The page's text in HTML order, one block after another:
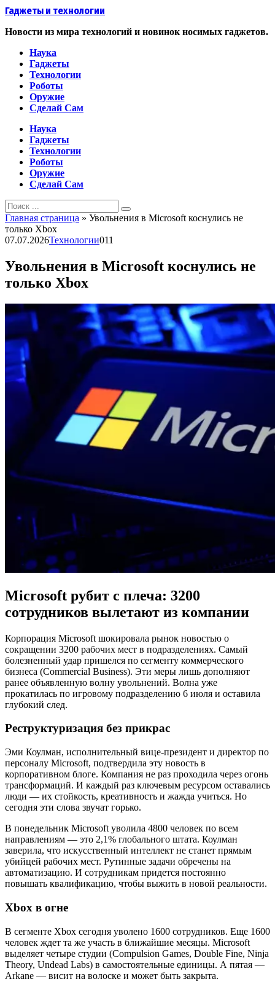
Перейти
контенту
Гаджеты и технологии
Новости из мира технологий и новинок носимых гаджетов.
Наука
Гаджеты
Технологии
Роботы
Оружие
Сделай Сам
Наука
Гаджеты
Технологии
Роботы
Оружие
Сделай Сам
Search
for:
Главная страница » Увольнения в Microsoft коснулись не
только Xbox
07.07.2026Технологии011
Увольнения в Microsoft коснулись не
только Xbox
Microsoft рубит с плеча: 3200
сотрудников вылетают из компании
Корпорация Microsoft шокировала рынок новостью о
сокращении 3200 рабочих мест в подразделениях. Самый
болезненный удар пришелся по сегменту коммерческого
бизнеса (Commercial Business). Эти меры лишь дополняют
ранее объявленную волну увольнений. Волна уже
прокатилась по игровому подразделению 6 июля и оставила
глубокий след.
Реструктуризация без прикрас
Эми Коулман, исполнительный вице-президент и директор по
персоналу Microsoft, подтвердила эту новость в
корпоративном блоге. Компания не раз проходила через огонь
трансформаций. И каждый раз ключевым ресурсом оставались
люди — их стойкость, креативность и жажда учиться. Но
сегодня эти слова звучат горько.
В понедельник Microsoft уволила 4800 человек по всем
направлениям — это 2,1% глобального штата. Коулман
заверила, что искусственный интеллект не станет прямым
убийцей рабочих мест. Рутинные задачи обречены на
автоматизацию. И сотрудникам придется постоянно
повышать квалификацию, чтобы выжить в новой реальности.
Xbox в огне
В сегменте Xbox сегодня уволено 1600 сотрудников. Еще 1600
человек ждет та же участь в ближайшие месяцы. Microsoft
выделяет четыре студии (Compulsion Games, Double Fine, Ninja
Theory, Undead Labs) в самостоятельные единицы. А пятая —
Arkane — висит на волоске и может быть закрыта.